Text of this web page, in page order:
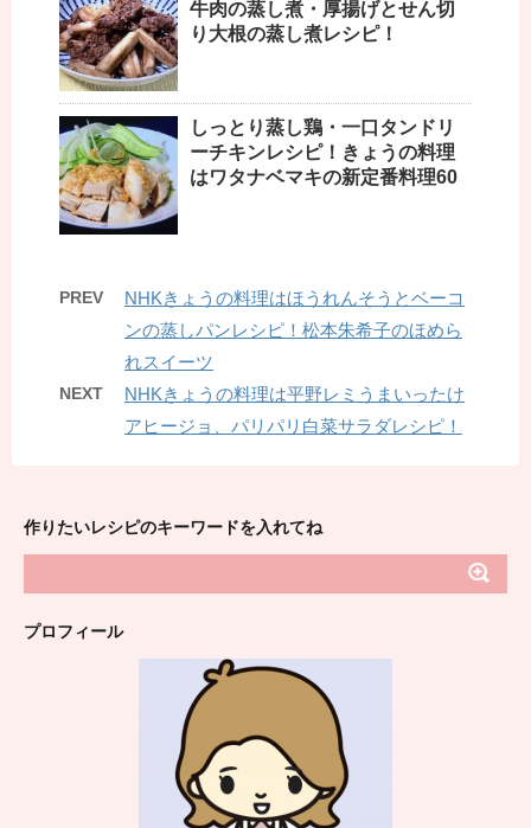
牛肉の蒸し煮・厚揚げとせん切
り大根の蒸し煮レシピ！
しっとり蒸し鶏・一口タンドリ
ーチキンレシピ！きょうの料理
はワタナベマキの新定番料理60
PREV
NHKきょうの料理はほうれんそうとベーコ
ンの蒸しパンレシピ！松本朱希子のほめら
れスイーツ
NEXT
NHKきょうの料理は平野レミうまいったけ
アヒージョ、パリパリ白菜サラダレシピ！
作りたいレシピのキーワードを入れてね
プロフィール